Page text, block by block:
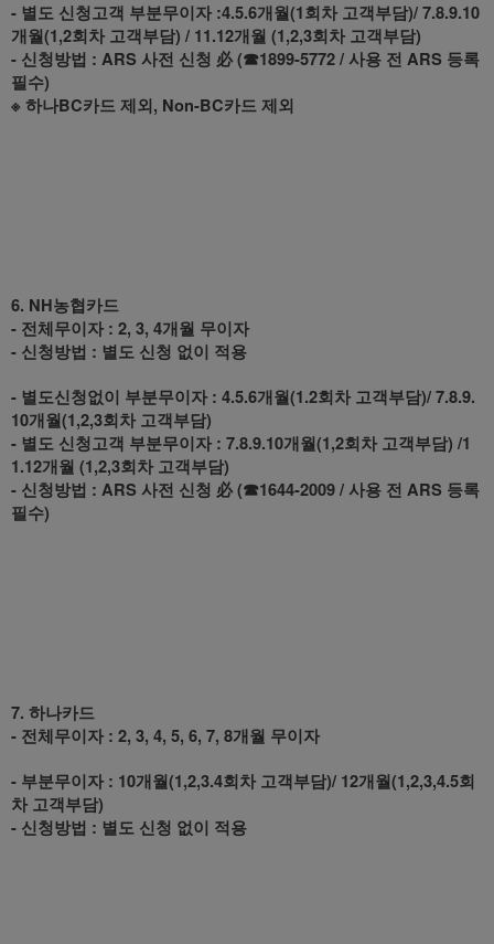
- 별도 신청고객 부분무이자 :4.5.6개월(1회차 고객부담)/ 7.8.9.10
개월(1,2회차 고객부담) / 11.12개월 (1,2,3회차 고객부담)
- 신청방법 : ARS 사전 신청 必 (☎1899-5772 / 사용 전 ARS 등록
필수)
※ 하나BC카드 제외, Non-BC카드 제외
6. NH농협카드
- 전체무이자 : 2, 3, 4개월 무이자
- 신청방법 : 별도 신청 없이 적용
- 별도신청없이 부분무이자 : 4.5.6개월(1.2회차 고객부담)/ 7.8.9.
10개월(1,2,3회차 고객부담)
- 별도 신청고객 부분무이자 : 7.8.9.10개월(1,2회차 고객부담) /1
1.12개월 (1,2,3회차 고객부담)
- 신청방법 : ARS 사전 신청 必 (☎1644-2009 / 사용 전 ARS 등록
필수)
7. 하나카드
- 전체무이자 : 2, 3, 4, 5, 6, 7, 8개월 무이자
- 부분무이자 : 10개월(1,2,3.4회차 고객부담)/ 12개월(1,2,3,4.5회
차 고객부담)
- 신청방법 : 별도 신청 없이 적용